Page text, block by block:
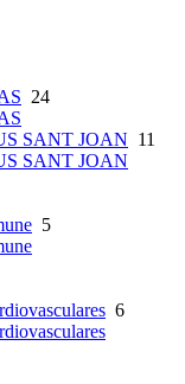
24
SANT JOAN 11
SANT JOAN
5
6